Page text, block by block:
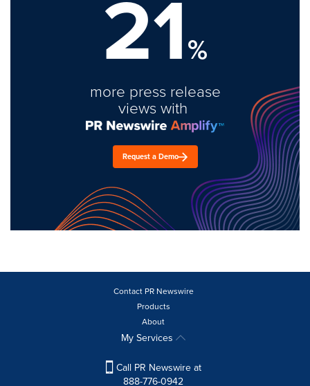
21%
more press release
views with
Request a Demo
Contact PR Newswire
Products
About
My Services
Call PR Newswire at
888-776-0942